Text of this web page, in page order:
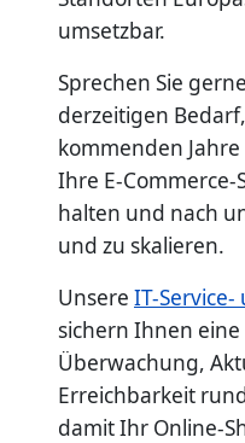
umsetzbar.
Sprechen Sie
derzeitigen
kommenden
Ihre E-Commerce-
halten und nach
und zu skalieren.
Unsere IT-
sichern Ihnen
Überwachung,
Erreichbarkeit
damit Ihr Online-